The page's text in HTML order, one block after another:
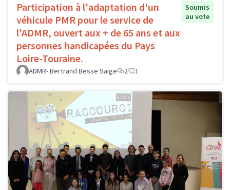
Participation à l'adaptation d'un
véhicule PMR pour le service de
l'ADMR, ouvert aux + de 65 ans et aux
personnes handicapées du Pays
Loire-Touraine.
Soumis
au vote
ADMR- Bertrand Besse Saige 2 1